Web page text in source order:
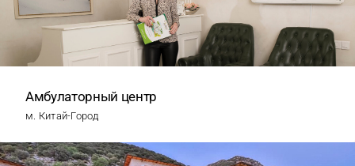
Амбулаторный центр
м. Китай-Город